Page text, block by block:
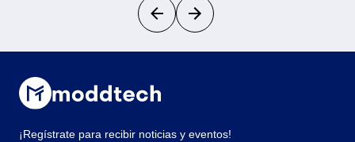
¡Regístrate para recibir noticias y eventos!